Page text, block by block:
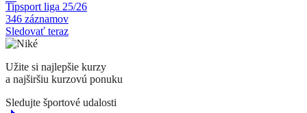
Tipsport liga 25/26
346 záznamov
Sledovať teraz
Užite si najlepšie kurzy
a najširšiu kurzovú ponuku
Sledujte športové udalosti